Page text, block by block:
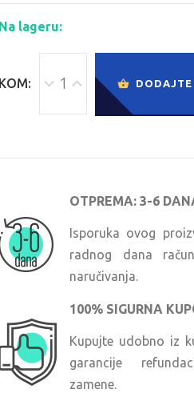
lageru:
DODAJTE
OTPREMA: 3-6
Isporuka ovog
radnog dana
naručivanja.
100% SIGURNA
Kupujte udobno iz
garancije
zamene.